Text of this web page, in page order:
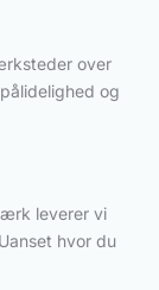
over
og
leverer vi
hvor du